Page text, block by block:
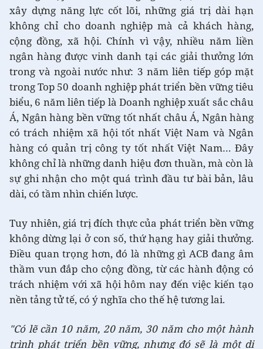
xây dựng năng lực cốt lõi, những giá trị dài hạn
không chỉ cho doanh nghiệp mà cả khách hàng,
cộng đồng, xã hội. Chính vì vậy, nhiều năm liền
ngân hàng được vinh danh tại các giải thưởng lớn
trong và ngoài nước như: 3 năm liên tiếp góp mặt
trong Top 50 doanh nghiệp phát triển bền vững tiêu
biểu, 6 năm liên tiếp là Doanh nghiệp xuất sắc châu
Á, Ngân hàng bền vững tốt nhất châu Á, Ngân hàng
có trách nhiệm xã hội tốt nhất Việt Nam và Ngân
hàng có quản trị công ty tốt nhất Việt Nam… Đây
không chỉ là những danh hiệu đơn thuần, mà còn là
sự ghi nhận cho một quá trình đầu tư bài bản, lâu
dài, có tầm nhìn chiến lược.
Tuy nhiên, giá trị đích thực của phát triển bền vững
không dừng lại ở con số, thứ hạng hay giải thưởng.
Điều quan trọng hơn, đó là những gì ACB đang âm
thầm vun đắp cho cộng đồng, từ các hành động có
trách nhiệm với xã hội hôm nay đến việc kiến tạo
nền tảng tử tế, có ý nghĩa cho thế hệ tương lai.
"Có lẽ cần 10 năm, 20 năm, 30 năm cho một hành
trình phát triển bền vững, nhưng đó sẽ là một di